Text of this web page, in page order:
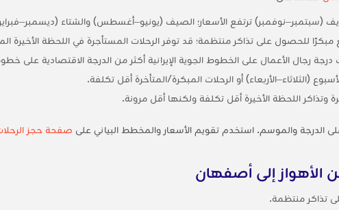
(سبتمبر–نوفمبر) ترتفع الأسعار؛ الصيف (يونيو–أغسطس) والشتاء
رجال الأعمال على الخطوط الجوية الإيرانية أكثر من الدرجة الاقتصادية على
(الثلاثاء–الأربعاء) أو الرحلات المبكرة/المتأخرة أقل تكلفة.
وتذاكر اللحظة الأخيرة أقل تكلفة ولكنها أقل مرونة.
صفحة حجز
الأهواز إلى أصفهان